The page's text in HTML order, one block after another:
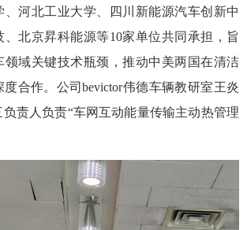
、河北工业大学、四川新能源汽车创新中
北京昇科能源等10家单位共同承担，旨
领域关键技术瓶颈，推动中美两国在清洁
合作。公司bevictor伟德车辆教研室王炎
责人负责“车网互动能量传输主动热管理